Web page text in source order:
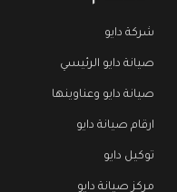
شركة دايو
صيانة دايو الرئيسي
صيانة دايو وعناوينها
ارقام صيانة دايو
توكيل دايو
مركز صيانة دايو